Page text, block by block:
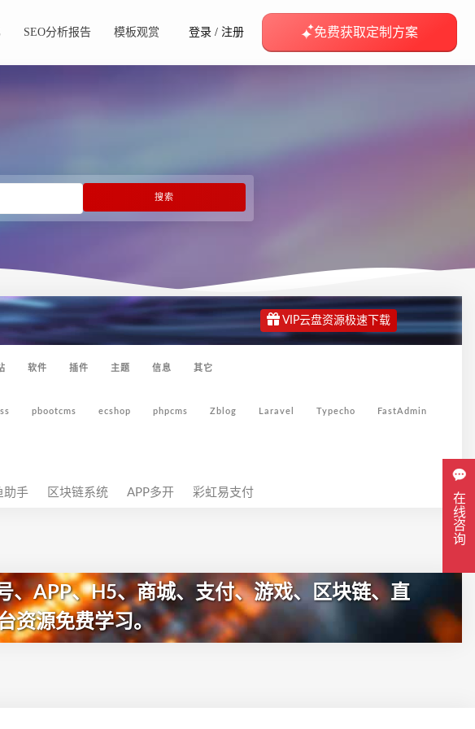
SEO分析报告 模板观赏 登录 / 注册 免费获取定制方案
VIP云盘资源极速下载
软件 插件 主题 信息 其它
pbootcms ecshop phpcms Zblog Laravel Typecho FastAdmin
助手 区块链系统 APP多开 彩虹易支付
、APP、H5、商城、支付、游戏、区块链、直
资源免费学习。
在线咨询